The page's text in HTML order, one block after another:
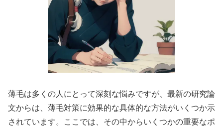
薄毛は多くの人にとって深刻な悩みですが、最新の研究論
文からは、薄毛対策に効果的な具体的な方法がいくつか示
されています。ここでは、その中からいくつかの重要なポ